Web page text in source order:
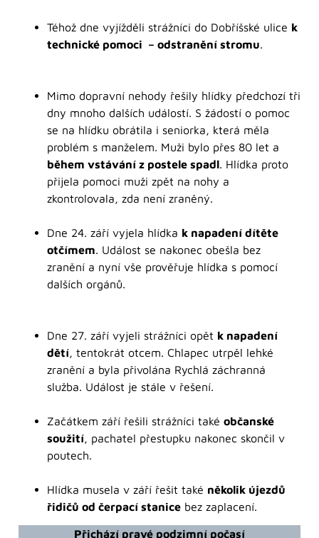
Téhož dne vyjížděli strážníci do Dobříšské ulice k
technické pomoci – odstranění stromu.
Mimo dopravní nehody řešily hlídky předchozí tři
dny mnoho dalších událostí. S žádostí o pomoc
se na hlídku obrátila i seniorka, která měla
problém s manželem. Muži bylo přes 80 let a
během vstávání z postele spadl. Hlídka proto
přijela pomoci muži zpět na nohy a
zkontrolovala, zda není zraněný.
Dne 24. září vyjela hlídka k napadení dítěte
otčímem. Událost se nakonec obešla bez
zranění a nyní vše prověřuje hlídka s pomocí
dalších orgánů.
Dne 27. září vyjeli strážníci opět k napadení
dětí, tentokrát otcem. Chlapec utrpěl lehké
zranění a byla přivolána Rychlá záchranná
služba. Událost je stále v řešení.
Začátkem září řešili strážníci také občanské
soužití, pachatel přestupku nakonec skončil v
poutech.
Hlídka musela v září řešit také několik újezdů
řidičů od čerpací stanice bez zaplacení.
Přichází pravé podzimní počasí